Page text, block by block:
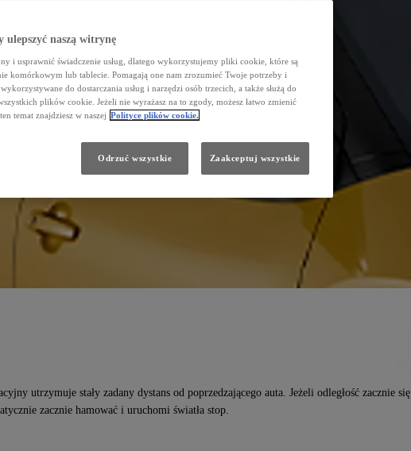
utrzymuje stały zadany dystans od poprzedzającego auta. Jeżeli odległość zacznie się
zacznie hamować i uruchomi światła stop.
naszą witrynę
i usprawnić świadczenie usług, dlatego wykorzystujemy pliki cookie, które są
komórkowym lub tablecie. Pomagają one nam zrozumieć Twoje potrzeby i
do dostarczania usług i narzędzi osób trzecich, a także służą do
plików cookie. Jeżeli nie wyrażasz na to zgody, możesz łatwo zmienić
temat znajdziesz w naszej Polityce plików cookie.
Odrzuć wszystkie Zaakceptuj wszystkie